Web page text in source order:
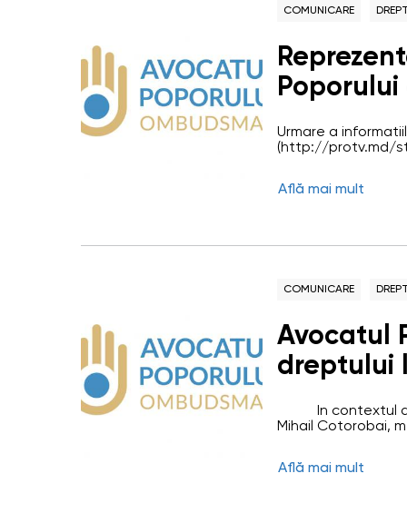
COMUNICARE
Urmare a
(http://protv.md/
inopinată la
Află mai mult
COMUNICARE
Avocatul
dreptului
În contextul
Mihail Cotorobai,
cinci principii ale
Află mai mult